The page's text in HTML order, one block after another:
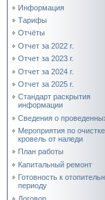
Информация
Тарифы
Отчёты
Отчет за 2022 г.
Отчет за 2023 г.
Отчет за 2024 г.
Отчет за 2025 г.
Стандарт раскрытия
информации
Сведения о
Мероприятия по очистке
кровель от наледи
План работы
Капитальный ремонт
Готовность к
периоду